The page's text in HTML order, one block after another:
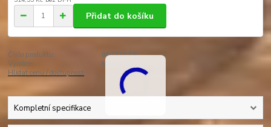
Přidat do košíku
Číslo produktu:
000320TR
Výrobce:
MEAN WELL
Hlídat cenu / dostupnost
Kompletní specifikace